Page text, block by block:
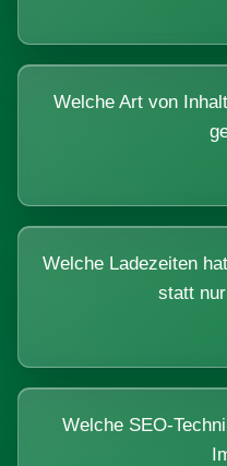
Welche Art von
Welche Ladezeiten
statt
Welche SEO-